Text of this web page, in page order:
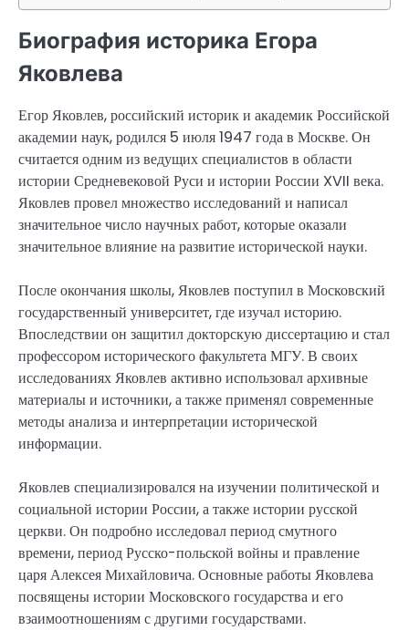
Биография историка Егора
Яковлева
Егор Яковлев, российский историк и академик Российской
академии наук, родился 5 июля 1947 года в Москве. Он
считается одним из ведущих специалистов в области
истории Средневековой Руси и истории России XVII века.
Яковлев провел множество исследований и написал
значительное число научных работ, которые оказали
значительное влияние на развитие исторической науки.
После окончания школы, Яковлев поступил в Московский
государственный университет, где изучал историю.
Впоследствии он защитил докторскую диссертацию и стал
профессором исторического факультета МГУ. В своих
исследованиях Яковлев активно использовал архивные
материалы и источники, а также применял современные
методы анализа и интерпретации исторической
информации.
Яковлев специализировался на изучении политической и
социальной истории России, а также истории русской
церкви. Он подробно исследовал период смутного
времени, период Русско-польской войны и правление
царя Алексея Михайловича. Основные работы Яковлева
посвящены истории Московского государства и его
взаимоотношениям с другими государствами.